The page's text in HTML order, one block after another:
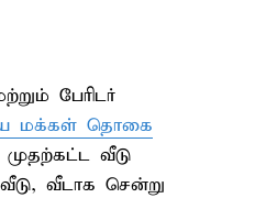
பேரிடர்
மக்கள் தொகை
முதற்கட்ட வீடு
வீடாக சென்று